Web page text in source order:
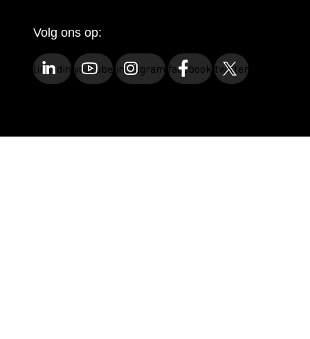
Volg ons op:
linkedinyoutubeinstagramfacebooktwitter